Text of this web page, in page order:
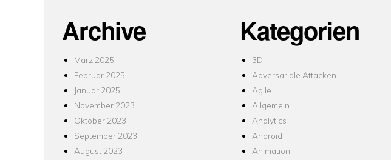
Archive
März 2025
Februar 2025
Januar 2025
November 2023
Oktober 2023
September 2023
August 2023
Kategorien
3D
Adversariale Attacken
Agile
Allgemein
Analytics
Android
Animation